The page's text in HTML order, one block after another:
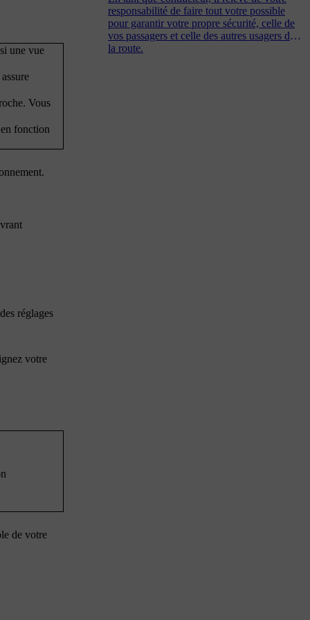
une vue
Vous
fonction
réglages
votre
de votre
responsabilité de faire tout votre possible
pour garantir votre propre sécurité, celle de
vos passagers et celle des autres usagers de
la route.